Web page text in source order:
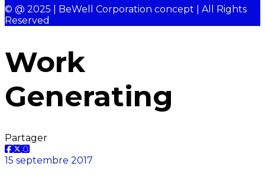
© @ 2025 | BeWell Corporation concept | All Rights
Reserved
Work
Generating
Partager
15 septembre 2017